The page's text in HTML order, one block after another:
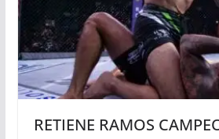
RETIENE RAMOS